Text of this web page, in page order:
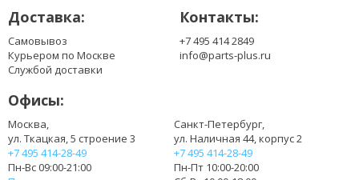
Доставка:
Самовывоз
Курьером по Москве
Службой доставки
Контакты:
+7 495 414 2849
info@parts-plus.ru
Офисы:
Москва,
ул. Ткацкая, 5 строение 3
+7 495 414-28-49
Пн-Вс 09:00-21:00
Санкт-Петербург,
ул. Наличная 44, корпус 2
+7 495 414-28-49
Пн-Пт 10:00-20:00